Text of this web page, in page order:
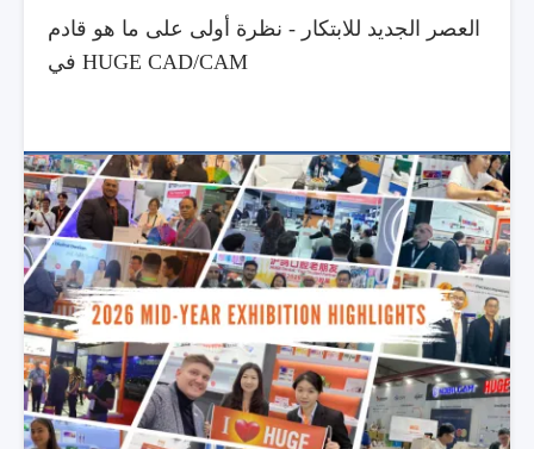
العصر الجديد للابتكار - نظرة أولى على ما هو قادم
في HUGE CAD/CAM